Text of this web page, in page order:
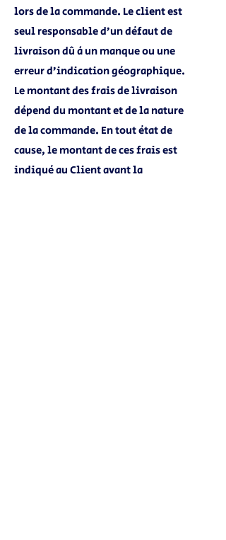
lors de la commande. Le client est
seul responsable d’un défaut de
livraison dû à un manque ou une
erreur d’indication géographique.
Le montant des frais de livraison
dépend du montant et de la nature
de la commande. En tout état de
cause, le montant de ces frais est
indiqué au Client avant la